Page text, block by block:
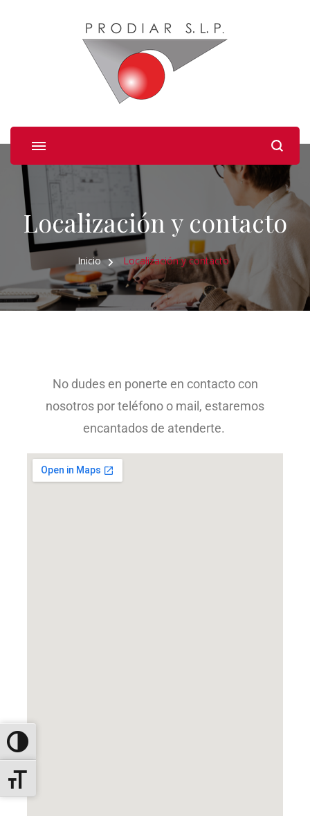
ALTERNAR ALTO CONTRASTE
ALTERNAR TAMAÑO DE LETRA
Prodiar
Tus arquitectos en Guadalajara.
Localización y contacto
Inicio Localización y contacto
No dudes en ponerte en contacto con
nosotros por teléfono o mail, estaremos
encantados de atenderte.